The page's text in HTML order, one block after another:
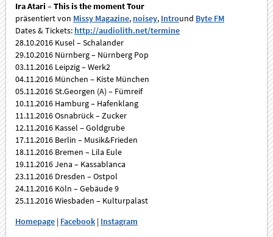
Ira Atari – This is the moment Tour
präsentiert von Missy Magazine, noisey, Intround Byte FM
Dates & Tickets: http://audiolith.net/termine
28.10.2016 Kusel – Schalander
29.10.2016 Nürnberg – Nürnberg Pop
03.11.2016 Leipzig – Werk2
04.11.2016 München – Kiste München
05.11.2016 St.Georgen (A) – Fümreif
10.11.2016 Hamburg – Hafenklang
11.11.2016 Osnabrück – Zucker
12.11.2016 Kassel – Goldgrube
17.11.2016 Berlin – Musik&Frieden
18.11.2016 Bremen – Lila Eule
19.11.2016 Jena – Kassablanca
23.11.2016 Dresden – Ostpol
24.11.2016 Köln – Gebäude 9
25.11.2016 Wiesbaden – Kulturpalast
Homepage | Facebook | Instagram